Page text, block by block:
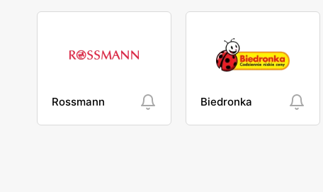
Rossmann Biedronka